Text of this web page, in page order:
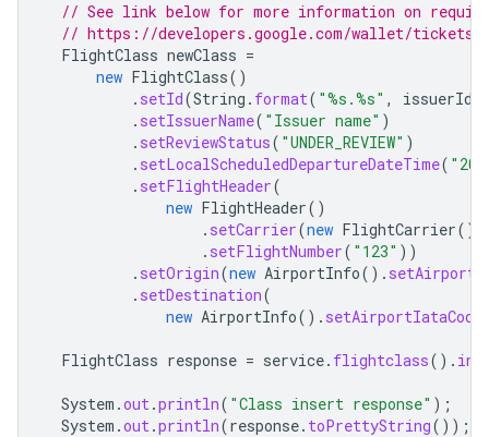
// See link below for more information on
// https://developers.google.com/wallet/tickets/
FlightClass newClass =
new FlightClass()
. setId(String . format( "%s.%s" , issuerId
. setIssuerName( "Issuer name" )
. setReviewStatus( "UNDER_REVIEW" )
. setLocalScheduledDepartureDateTime(
. setFlightHeader(
new FlightHeader()
. setCarrier(new FlightCarrier().
. setFlightNumber( "123" ))
. setOrigin(new AirportInfo().
. setDestination(
new AirportInfo(). setAirportIataCode
FlightClass response = service. flightclass().
System .out.println( "Class insert response" );
System .out.println(response. toPrettyString());